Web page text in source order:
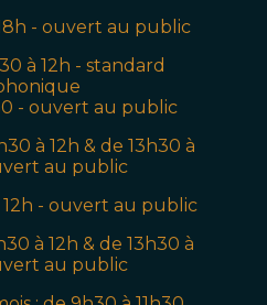
- ouvert au public
à 12h - standard
- ouvert au public
à 12h & de 13h30 à
au public
- ouvert au public
à 12h & de 13h30 à
au public